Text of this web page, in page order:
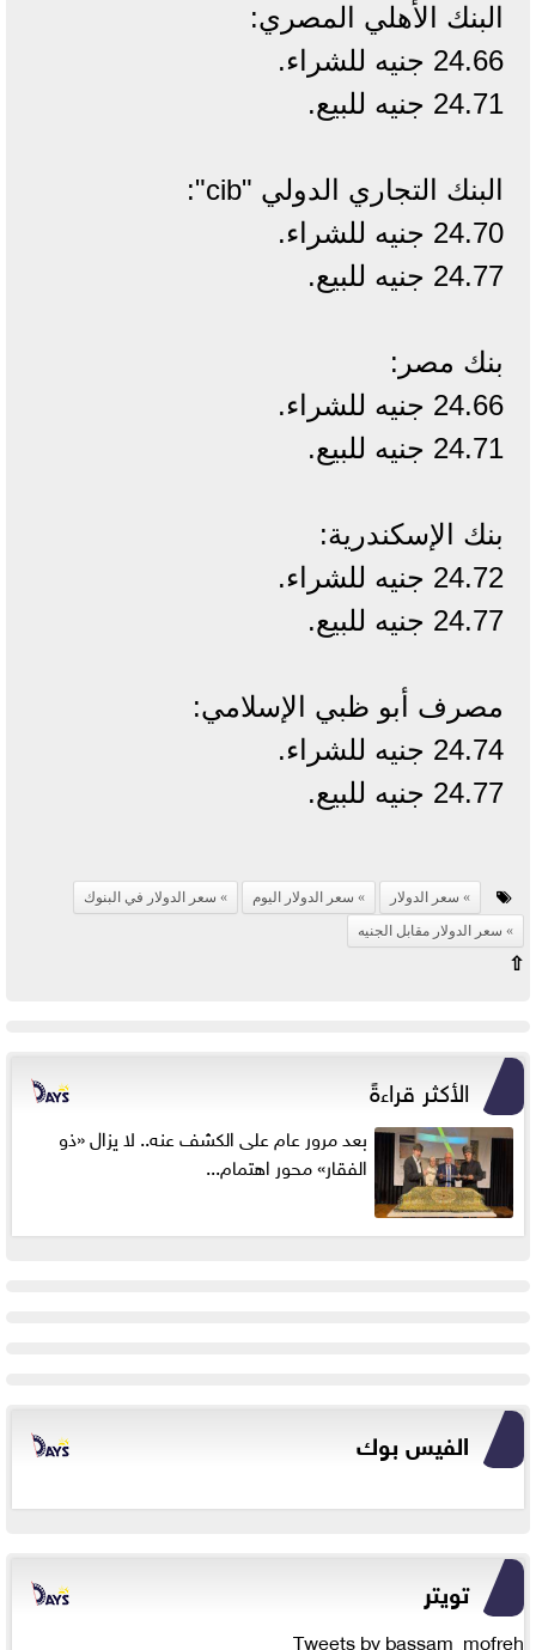
البنك الأهلي المصري:
24.66 جنيه للشراء.
24.71 جنيه للبيع.
البنك التجاري الدولي "cib":
24.70 جنيه للشراء.
24.77 جنيه للبيع.
بنك مصر:
24.66 جنيه للشراء.
24.71 جنيه للبيع.
بنك الإسكندرية:
24.72 جنيه للشراء.
24.77 جنيه للبيع.
مصرف أبو ظبي الإسلامي:
24.74 جنيه للشراء.
24.77 جنيه للبيع.
سعر الدولار سعر الدولار اليوم
سعر الدولار في البنوك
سعر الدولار مقابل الجنيه
⇧
الأكثر قراءةً
بعد مرور عام على الكشف عنه.. لا يزال «ذو
الفقار» محور اهتمام...
الفيس بوك
تويتر
Tweets by bassam_mofreh